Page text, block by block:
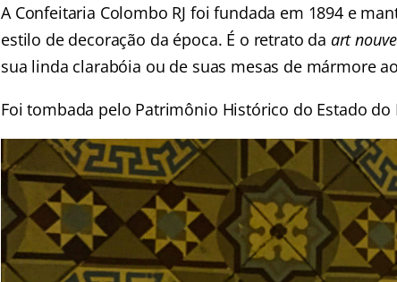
A Confeitaria Colombo RJ foi fundada em 1894 e
estilo de decoração da época. É o retrato da art
sua linda clarabóia ou de suas mesas de mármore
Foi tombada pelo Patrimônio Histórico do Estado do